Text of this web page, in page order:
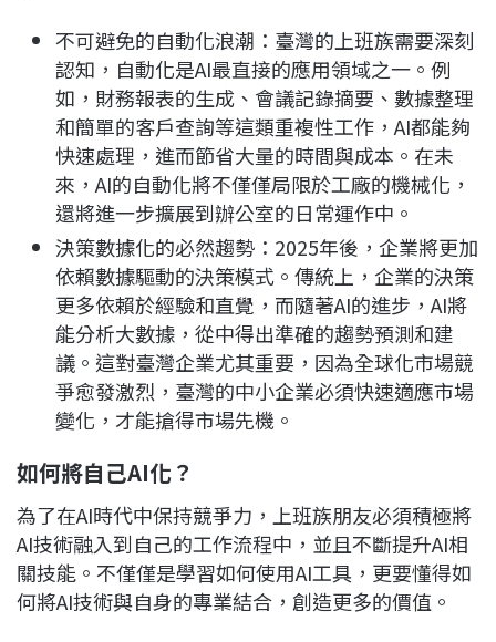
不可避免的自動化浪潮：臺灣的上班族需要深刻
認知，自動化是AI最直接的應用領域之一。例
如，財務報表的生成、會議記錄摘要、數據整理
和簡單的客戶查詢等這類重複性工作，AI都能夠
快速處理，進而節省大量的時間與成本。在未
來，AI的自動化將不僅僅局限於工廠的機械化，
還將進一步擴展到辦公室的日常運作中。
決策數據化的必然趨勢：2025年後，企業將更加
依賴數據驅動的決策模式。傳統上，企業的決策
更多依賴於經驗和直覺，而隨著AI的進步，AI將
能分析大數據，從中得出準確的趨勢預測和建
議。這對臺灣企業尤其重要，因為全球化市場競
爭愈發激烈，臺灣的中小企業必須快速適應市場
變化，才能搶得市場先機。
如何將自己AI化？
為了在AI時代中保持競爭力，上班族朋友必須積極將
AI技術融入到自己的工作流程中，並且不斷提升AI相
關技能。不僅僅是學習如何使用AI工具，更要懂得如
何將AI技術與自身的專業結合，創造更多的價值。